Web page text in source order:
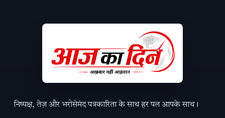
निष्पक्ष, तेज़ और भरोसेमंद पत्रकारिता के साथ हर पल आपके साथ।